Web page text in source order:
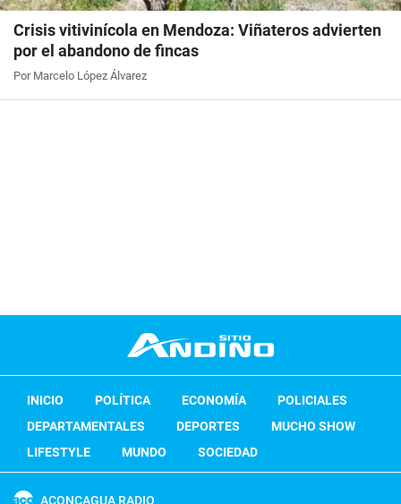
Crisis vitivinícola en Mendoza: Viñateros advierten
por el abandono de fincas
Por Marcelo López Álvarez
INICIO POLÍTICA ECONOMÍA
POLICIALES
DEPARTAMENTALES
DEPORTES
MUCHO SHOW
LIFESTYLE
MUNDO SOCIEDAD
ACONCAGUA RADIO